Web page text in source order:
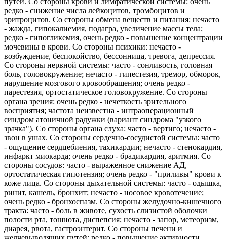
редко - снижение числа лейкоцитов, тромбоцитов и
эритроцитов. Со стороны обмена веществ и питания: нечасто
- жажда, гипокалиемия, подагра, увеличение массы тела;
редко - гипогликемия, очень редко - повышение концентрации
мочевины в крови. Со стороны психики: нечасто -
возбуждение, беспокойство, бессонница, тревога, депрессия.
Со стороны нервной системы: часто - сонливость, головная
боль, головокружение; нечасто - гипестезия, тремор, обморок,
нарушение мозгового кровообращения; очень редко -
парестезия, ортостатическое головокружение. Со стороны
органа зрения: очень редко - нечеткость зрительного
восприятия; частота неизвестна - интраоперационный
синдром атоничной радужки (вариант синдрома "узкого
зрачка"). Со стороны органа слуха: часто - вертиго; нечасто -
звон в ушах. Со стороны сердечно-сосудистой системы: часто
- ощущение сердцебиения, тахикардии; нечасто - стенокардия,
инфаркт миокарда; очень редко - брадикардия, аритмия. Со
стороны сосудов: часто - выраженное снижение АД,
ортостатическая гипотензия; очень редко - "приливы" крови к
коже лица. Со стороны дыхательной системы: часто - одышка,
ринит, кашель, бронхит; нечасто - носовое кровотечение;
очень редко - бронхоспазм. Со стороны желудочно-кишечного
тракта: часто - боль в животе, сухость слизистой оболочки
полости рта, тошнота, диспепсия; нечасто - запор, метеоризм,
диарея, рвота, гастроэнтерит. Со стороны печени и